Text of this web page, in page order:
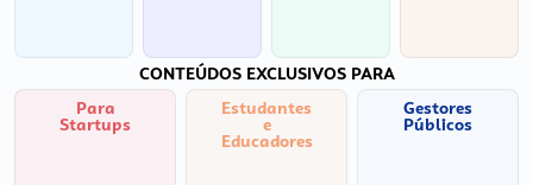
CONTEÚDOS EXCLUSIVOS PARA
Para
Startups
Estudantes
e
Educadores
Gestores
Públicos